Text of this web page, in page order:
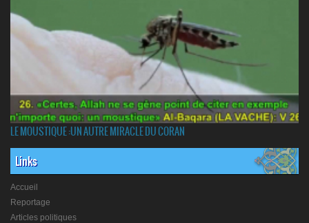
LE MOUSTIQUE :UN AUTRE MIRACLE DU CORAN
Links
Accueil
Reportage
Articles politiques